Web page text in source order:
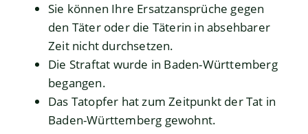
Sie können Ihre Ersatzansprüche gegen
den Täter oder die Täterin in absehbarer
Zeit nicht durchsetzen.
Die Straftat wurde in Baden-Württemberg
begangen.
Das Tatopfer hat zum Zeitpunkt der Tat in
Baden-Württemberg gewohnt.